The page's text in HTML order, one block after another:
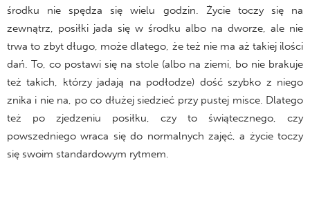
środku nie spędza się wielu godzin. Życie toczy się na
zewnątrz, posiłki jada się w środku albo na dworze, ale nie
trwa to zbyt długo, może dlatego, że też nie ma aż takiej ilości
dań. To, co postawi się na stole (albo na ziemi, bo nie brakuje
też takich, którzy jadają na podłodze) dość szybko z niego
znika i nie na, po co dłużej siedzieć przy pustej misce. Dlatego
też po zjedzeniu posiłku, czy to świątecznego, czy
powszedniego wraca się do normalnych zajęć, a życie toczy
się swoim standardowym rytmem.